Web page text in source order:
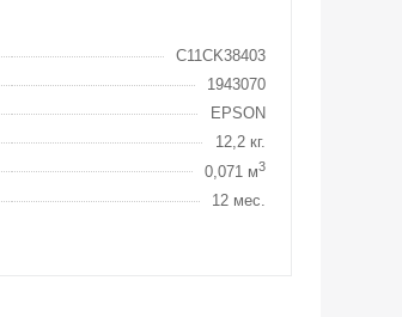
C11CK38403
1943070
EPSON
12,2 кг.
0,071 м3
12 мес.